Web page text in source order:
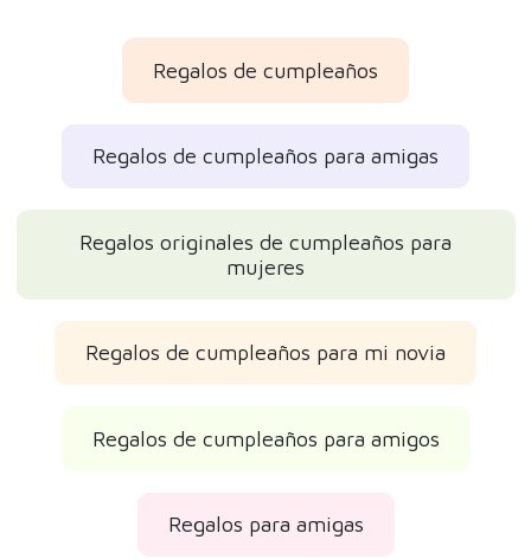
Regalos de cumpleaños
Regalos de cumpleaños para amigas
Regalos originales de cumpleaños para
mujeres
Regalos de cumpleaños para mi novia
Regalos de cumpleaños para amigos
Regalos para amigas